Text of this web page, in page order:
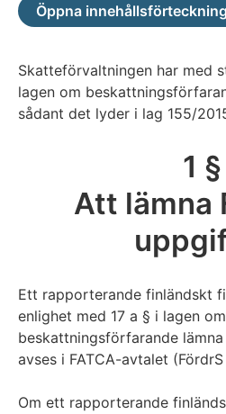
Öppna
Skatteförvaltningen har med
lagen om
sådant det lyder i lag 155/
1 §
Att lämna
Ett rapporterande finländskt
enlighet med 17 a § i lagen om
beskattningsförfarande
avses i FATCA-avtalet
Om ett rapporterande